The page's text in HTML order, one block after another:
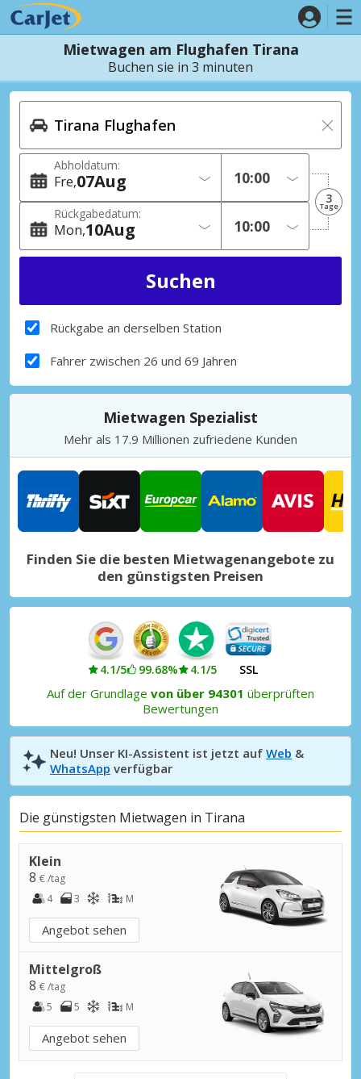
Mietwagen am Flughafen Tirana
Buchen sie in 3 minuten
Abholdatum:
Fre 07Aug
Rückgabedatum:
Mon 10Aug
3
Tage
Rückgabe an derselben Station
Fahrer zwischen 26 und 69 Jahren
Mietwagen Spezialist
Mehr als 17.9 Millionen zufriedene Kunden
Finden Sie die besten Mietwagenangebote zu
den günstigsten Preisen
4.1/5 99.68% 4.1/5 SSL
Auf der Grundlage von über 94301 überprüften
Bewertungen
Neu! Unser KI-Assistent ist jetzt auf Web &
WhatsApp verfügbar
Die günstigsten Mietwagen in Tirana
Klein
8 € /tag
4
3 M
Angebot sehen
Mittelgroß
8 € /tag
5
5 M
Angebot sehen